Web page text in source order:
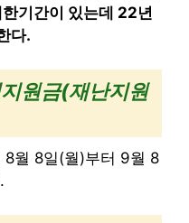
기간이 있는데 22년
다.
원금(재난지원
8월 8일(월)부터 9월 8